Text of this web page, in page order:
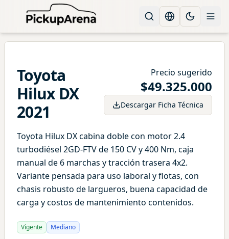
ChangeToggle
Toyota
Hilux DX
2021
Precio sugerido
$49.325.000
Descargar Ficha Técnica
Toyota Hilux DX cabina doble con motor 2.4
turbodiésel 2GD-FTV de 150 CV y 400 Nm, caja
manual de 6 marchas y tracción trasera 4x2.
Variante pensada para uso laboral y flotas, con
chasis robusto de largueros, buena capacidad de
carga y costos de mantenimiento contenidos.
Vigente Mediano